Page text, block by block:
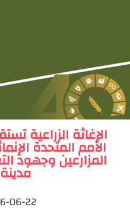
الإغاثة الزراعية
الأمم المتحدة
المزارعين وجهود
06-22